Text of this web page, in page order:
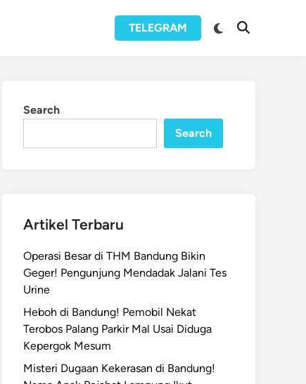
TELEGRAM
Switch
Open
Search
Search
Artikel Terbaru
Operasi Besar di THM Bandung Bikin
Geger! Pengunjung Mendadak Jalani Tes
Urine
Heboh di Bandung! Pemobil Nekat
Terobos Palang Parkir Mal Usai Diduga
Kepergok Mesum
Misteri Dugaan Kekerasan di Bandung!